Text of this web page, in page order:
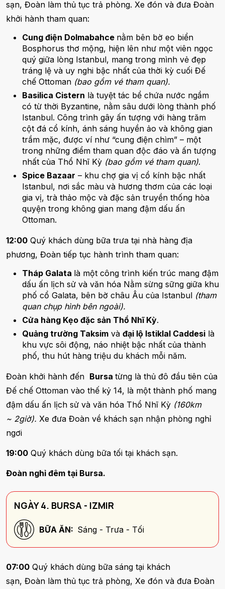
sạn, Đoàn làm thủ tục trả phòng. Xe đón và đưa Đoàn
khởi hành tham quan:
Cung điện Dolmabahce nằm bên bờ eo biển
Bosphorus thơ mộng, hiện lên như một viên ngọc
quý giữa lòng Istanbul, mang trong mình vẻ đẹp
tráng lệ và uy nghi bậc nhất của thời kỳ cuối Đế
chế Ottoman (bao gồm vé tham quan).
Basilica Cistern là tuyệt tác bể chứa nước ngầm
có từ thời Byzantine, nằm sâu dưới lòng thành phố
Istanbul. Công trình gây ấn tượng với hàng trăm
cột đá cổ kính, ánh sáng huyền ảo và không gian
trầm mặc, được ví như “cung điện chìm” – một
trong những điểm tham quan độc đáo và ấn tượng
nhất của Thổ Nhĩ Kỳ (bao gồm vé tham quan).
Spice Bazaar – khu chợ gia vị cổ kính bậc nhất
Istanbul, nơi sắc màu và hương thơm của các loại
gia vị, trà thảo mộc và đặc sản truyền thống hòa
quyện trong không gian mang đậm dấu ấn
Ottoman.
12:00 Quý khách dùng bữa trưa tại nhà hàng địa
phương, Đoàn tiếp tục hành trình tham quan:
Tháp Galata là một công trình kiến trúc mang đậm
dấu ấn lịch sử và văn hóa Nằm sừng sững giữa khu
phố cổ Galata, bên bờ châu Âu của Istanbul (tham
quan chụp hình bên ngoài).
Cửa hàng Kẹo đặc sản Thổ Nhĩ Kỳ.
Quảng trường Taksim và đại lộ Istiklal Caddesi là
khu vực sôi động, náo nhiệt bậc nhất của thành
phố, thu hút hàng triệu du khách mỗi năm.
Đoàn khởi hành đến Bursa từng là thủ đô đầu tiên của
Đế chế Ottoman vào thế kỷ 14, là một thành phố mang
đậm dấu ấn lịch sử và văn hóa Thổ Nhĩ Kỳ (160km
~ 2giờ). Xe đưa Đoàn về khách sạn nhận phòng nghỉ
ngơi
19:00 Quý khách dùng bữa tối tại khách sạn.
Đoàn nghỉ đêm tại Bursa.
NGÀY 4. BURSA - IZMIR
BỮA ĂN: Sáng - Trưa - Tối
07:00 Quý khách dùng bữa sáng tại khách
sạn, Đoàn làm thủ tục trả phòng, Xe đón và đưa Đoàn